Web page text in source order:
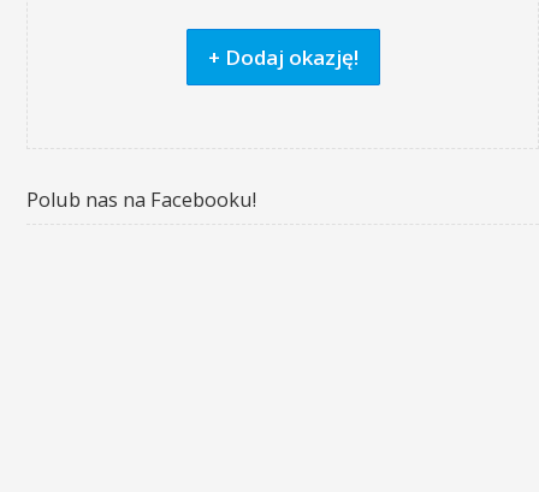
+ Dodaj okazję!
Polub nas na Facebooku!